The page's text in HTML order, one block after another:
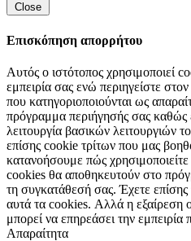
Close
Επισκόπηση απορρήτου
Αυτός ο ιστότοπος χρησιμοποιεί
εμπειρία σας ενώ περιηγείστε
που κατηγοριοποιούνται ως
πρόγραμμα περιήγησής σας καθώς
λειτουργία βασικών λειτουργιών
επίσης cookie τρίτων που μας
κατανοήσουμε πώς
cookies θα αποθηκευτούν στο
τη συγκατάθεσή σας. Έχετε επίσης
αυτά τα cookies. Αλλά η εξαίρεση
μπορεί να επηρεάσει την εμπειρία
Απαραίτητα